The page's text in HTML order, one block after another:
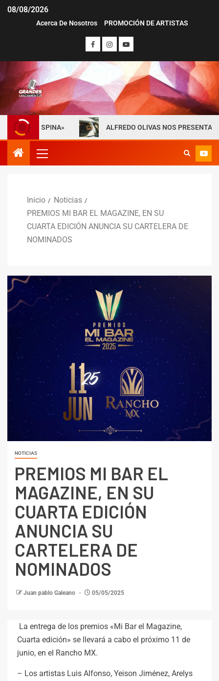
08/08/2026
Acerca De Nosotros PROMOCIÓN DE ARTISTAS
ESPINA» ALFREDO OLIVAS NOS PRESENTA
Inicio
Noticias
PREMIOS MI BAR EL MAGAZINE, EN SU
CUARTA EDICIÓN ANUNCIA SU CARTELERA DE
NOMINADOS
NOTICIAS
PREMIOS MI BAR EL
MAGAZINE, EN SU
CUARTA EDICIÓN
ANUNCIA SU
CARTELERA DE
NOMINADOS
Juan pablo Galeano 05/05/2025
La entrega de los premios «Mi Bar el Magazine,
Cuarta edición» se llevará a cabo el próximo 11 de
junio, en el Rancho MX.
– Los artistas Luis Alfonso, Yeison Jiménez, Arelys